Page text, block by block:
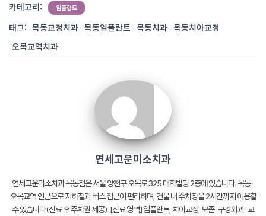
카테고리: 임플란트
태그: 목동교정치과 목동임플란트 목동치과 목동치아교정
오목교역치과
연세고운미소치과
연세고운미소치과 목동점은 서울 양천구 오목로 325 대학빌딩 2층에 있습니다. 목동·
오목교역 인근으로 지하철과 버스 접근이 편리하며, 건물 내 주차장을 2시간까지 이용할
수 있습니다(진료 후 주차권 제공). [진료 영역] 임플란트, 치아교정, 보존·구강외과·교